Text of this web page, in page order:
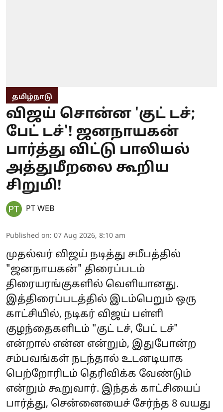
தமிழ்நாடு
விஜய் சொன்ன 'குட் டச்;
பேட் டச்'! ஜனநாயகன்
பார்த்து விட்டு பாலியல்
அத்துமீறலை கூறிய
சிறுமி!
PT WEB
Published on: 07 Aug 2026, 8:10 am
முதல்வர் விஜய் நடித்து சமீபத்தில்
"ஜனநாயகன்" திரைப்படம்
திரையரங்குகளில் வெளியானது.
இத்திரைப்படத்தில் இடம்பெறும் ஒரு
காட்சியில், நடிகர் விஜய் பள்ளி
குழந்தைகளிடம் "குட் டச், பேட் டச்"
என்றால் என்ன என்றும், இதுபோன்ற
சம்பவங்கள் நடந்தால் உடனடியாக
பெற்றோரிடம் தெரிவிக்க வேண்டும்
என்றும் கூறுவார். இந்தக் காட்சியைப்
பார்த்து, சென்னையைச் சேர்ந்த 8 வயது